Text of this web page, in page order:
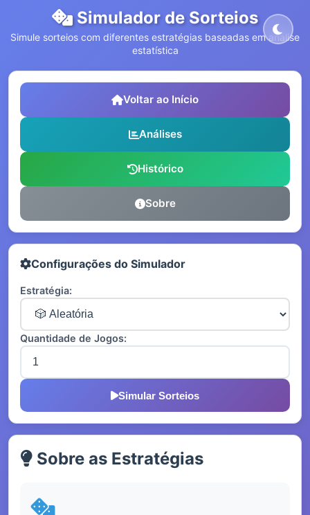
Simulador de Sorteios
Simule sorteios com diferentes estratégias baseadas em análise
estatística
Voltar ao Início
Análises
Histórico
Sobre
Configurações do Simulador
Estratégia:
Quantidade de Jogos:
Simular Sorteios
Sobre as Estratégias